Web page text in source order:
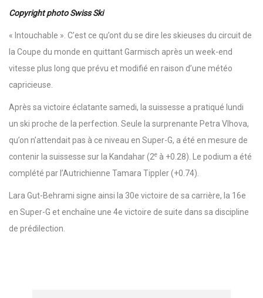
Copyright photo Swiss Ski
« Intouchable ». C’est ce qu’ont du se dire les skieuses du circuit de
la Coupe du monde en quittant Garmisch après un week-end
vitesse plus long que prévu et modifié en raison d’une météo
capricieuse.
Après sa victoire éclatante samedi, la suissesse a pratiqué lundi
un ski proche de la perfection. Seule la surprenante Petra Vlhova,
qu’on n’attendait pas à ce niveau en Super-G, a été en mesure de
contenir la suissesse sur la Kandahar (2e à +0.28). Le podium a été
complété par l’Autrichienne Tamara Tippler (+0.74).
Lara Gut-Behrami signe ainsi la 30e victoire de sa carrière, la 16e
en Super-G et enchaîne une 4e victoire de suite dans sa discipline
de prédilection.